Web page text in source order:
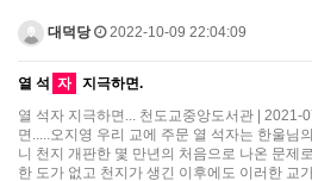
대덕당 2022-10-09 22:04:09
열 석 자
지극하면.
열 석자 지극하면... 천도교중앙도서관 | 2021-
면.....오지영 우리 교에 주문 열 석자는 한울님
니 천지 개판한 몇 만년의 처음으로 나온 문제
한 도가 없고 천지가 생긴 이후에도 이러한 교